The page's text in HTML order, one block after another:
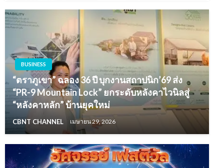
BUSINESS
“ตราภูเขา” ฉลอง 36 ปี บุกงานสถาปนิก’69 ส่ง
“PR-9 Mountain Lock” ยกระดับหลังคาไวนิลสู่
“หลังคาหลัก” บ้านยุคใหม่
CBNT CHANNEL เมษายน 29, 2026